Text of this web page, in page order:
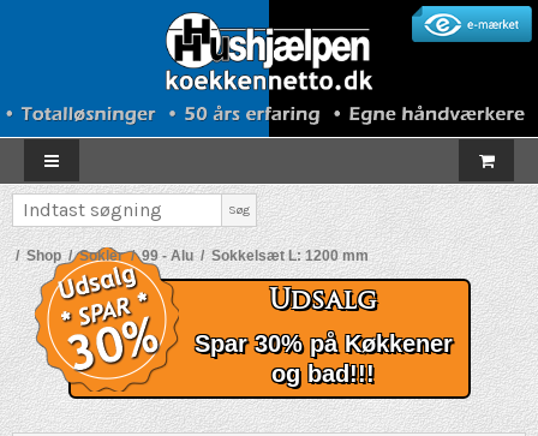
Søg
/ Shop / Sokler / 99 - Alu / Sokkelsæt L: 1200 mm
Udsalg
Spar 30% på Køkkener
og bad!!!